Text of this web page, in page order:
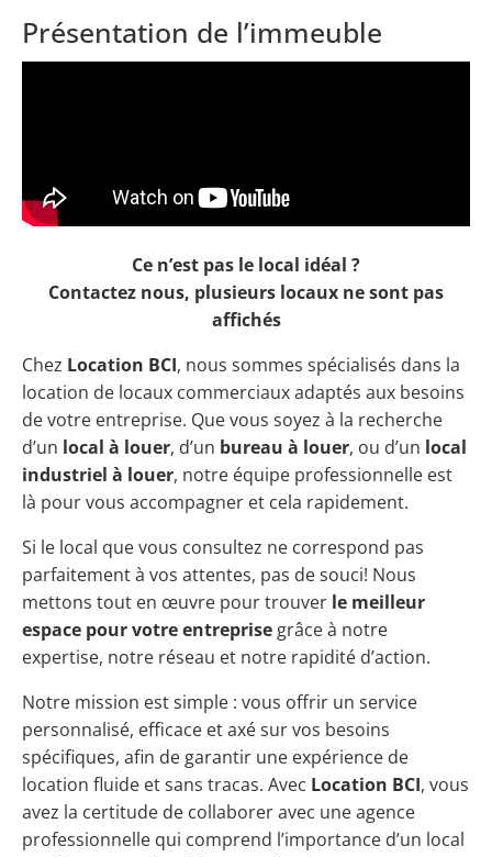
Présentation de l’immeuble
Ce n’est pas le local idéal ?
Contactez nous, plusieurs locaux ne sont pas
affichés
Chez Location BCI, nous sommes spécialisés dans la
location de locaux commerciaux adaptés aux besoins
de votre entreprise. Que vous soyez à la recherche
d’un local à louer, d’un bureau à louer, ou d’un local
industriel à louer, notre équipe professionnelle est
là pour vous accompagner et cela rapidement.
Si le local que vous consultez ne correspond pas
parfaitement à vos attentes, pas de souci! Nous
mettons tout en œuvre pour trouver le meilleur
espace pour votre entreprise grâce à notre
expertise, notre réseau et notre rapidité d’action.
Notre mission est simple : vous offrir un service
personnalisé, efficace et axé sur vos besoins
spécifiques, afin de garantir une expérience de
location fluide et sans tracas. Avec Location BCI, vous
avez la certitude de collaborer avec une agence
professionnelle qui comprend l’importance d’un local